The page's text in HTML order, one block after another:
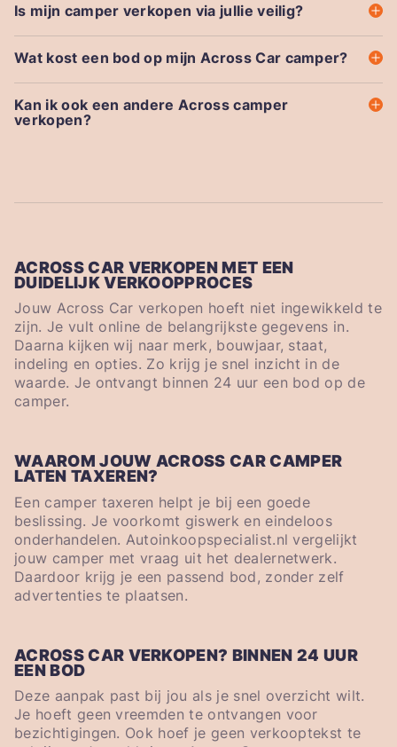
Is mijn camper verkopen via jullie veilig?
Wat kost een bod op mijn Across Car camper?
Kan ik ook een andere Across camper
verkopen?
ACROSS CAR VERKOPEN MET EEN
DUIDELIJK VERKOOPPROCES
Jouw Across Car verkopen hoeft niet ingewikkeld te
zijn. Je vult online de belangrijkste gegevens in.
Daarna kijken wij naar merk, bouwjaar, staat,
indeling en opties. Zo krijg je snel inzicht in de
waarde. Je ontvangt binnen 24 uur een bod op de
camper.
WAAROM JOUW ACROSS CAR CAMPER
LATEN TAXEREN?
Een camper taxeren helpt je bij een goede
beslissing. Je voorkomt giswerk en eindeloos
onderhandelen. Autoinkoopspecialist.nl vergelijkt
jouw camper met vraag uit het dealernetwerk.
Daardoor krijg je een passend bod, zonder zelf
advertenties te plaatsen.
ACROSS CAR VERKOPEN? BINNEN 24 UUR
EEN BOD
Deze aanpak past bij jou als je snel overzicht wilt.
Je hoeft geen vreemden te ontvangen voor
bezichtigingen. Ook hoef je geen verkooptekst te